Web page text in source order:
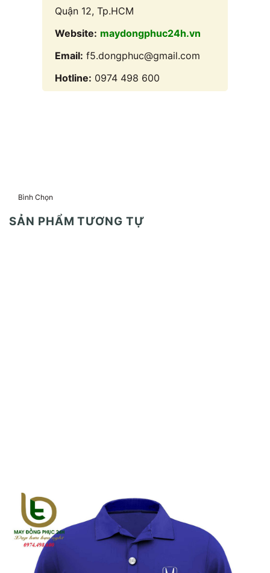
Quận 12, Tp.HCM
Website: maydongphuc24h.vn
Email: f5.dongphuc@gmail.com
Hotline: 0974 498 600
Bình Chọn
SẢN PHẨM TƯƠNG TỰ